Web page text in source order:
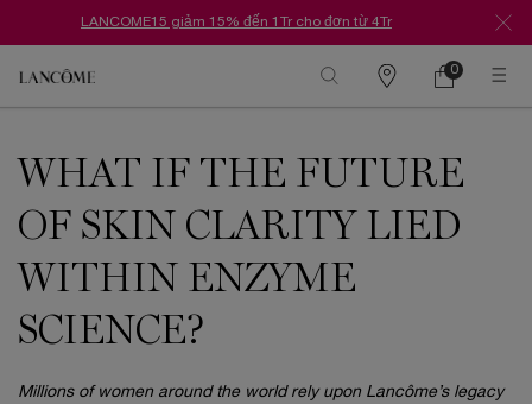
LANCOME15 giảm 15% đến 1Tr cho đơn từ 4Tr
Danh
Giỏ
0
0 Sản phẩm
WHAT IF THE FUTURE
OF SKIN CLARITY LIED
WITHIN ENZYME
SCIENCE?
Millions of women around the world rely upon Lancôme’s legacy